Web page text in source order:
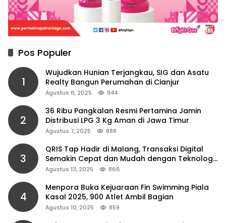
Pos Populer
1
Wujudkan Hunian Terjangkau, SIG dan Asatu
Realty Bangun Perumahan di Cianjur
Agustus 6, 2025 944
2
36 Ribu Pangkalan Resmi Pertamina Jamin
Distribusi LPG 3 Kg Aman di Jawa Timur
Agustus 7, 2025 888
3
QRIS Tap Hadir di Malang, Transaksi Digital
Semakin Cepat dan Mudah dengan Teknologi
NFC
Agustus 13, 2025 866
4
Menpora Buka Kejuaraan Fin Swimming Piala
Kasal 2025, 900 Atlet Ambil Bagian
Agustus 10, 2025 859